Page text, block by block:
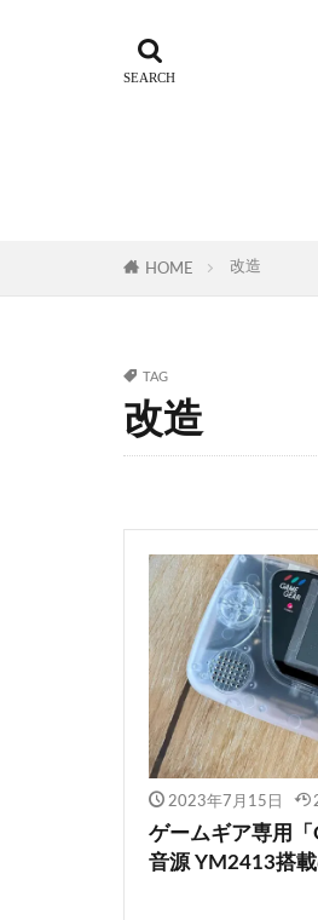
HOME 改造
TAG
改造
2023年7月15日
ゲームギア専用
音源 YM2413搭